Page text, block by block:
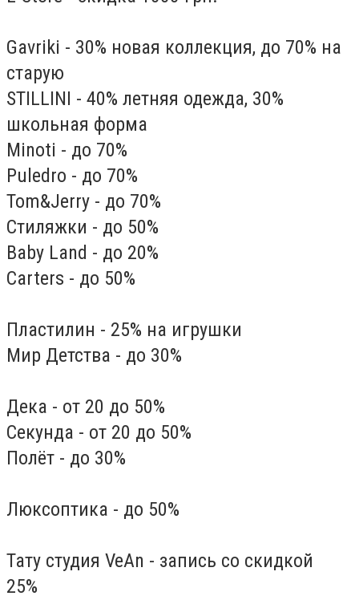
Gavriki - 30% новая коллекция, до 70% на
старую
STILLINI - 40% летняя одежда, 30%
школьная форма
Minoti - до 70%
Puledro - до 70%
Tom&Jerry - до 70%
Стиляжки - до 50%
Baby Land - до 20%
Carters - до 50%
Пластилин - 25% на игрушки
Мир Детства - до 30%
Дека - от 20 до 50%
Секунда - от 20 до 50%
Полёт - до 30%
Люксоптика - до 50%
Тату студия VeAn - запись со скидкой
25%